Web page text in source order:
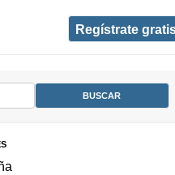
Regístrate